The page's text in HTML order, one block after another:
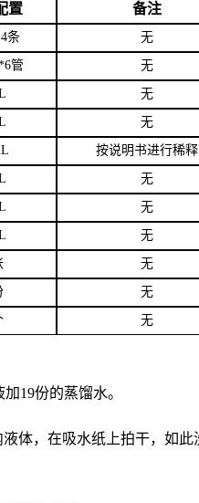
置 备注
条 无
管 无
无
无
按说明书进行稀释
无
无
无
无
无
无
19份的蒸馏水。
体，在吸水纸上拍干，如此